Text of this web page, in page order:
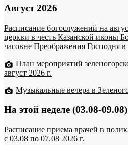
Август 2026
Расписание богослужений на
церкви в честь Казанской иконы
часовне Преображения Господня
План мероприятий
август 2026 г.
Музыкальные вечера в
На этой неделе (03.08-09.08)
Расписание приема врачей в
c 03.08 по 07.08 2026 г.